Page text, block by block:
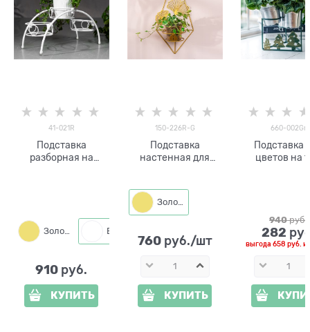
41-021R
Подставка
разборная на
Золото
910 руб.
КУПИТЬ
150-226R-G
Подставка
настенная для
съёмной корзиной
Золото
760 руб./шт
КУПИТЬ
660-002Gr
Подставка
цветов на
940 руб.
282
выгода658 руб.